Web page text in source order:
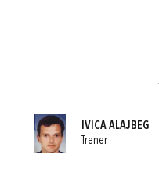
IVICA ALAJBEG
Trener